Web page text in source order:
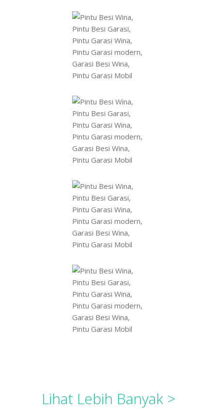
Lihat Lebih Banyak >